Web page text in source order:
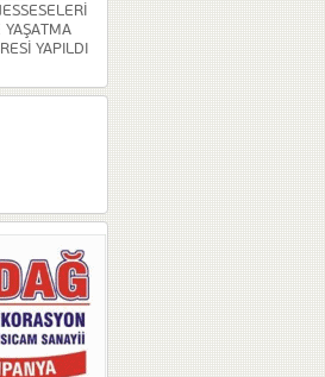
YAŞATMA
YAPILDI